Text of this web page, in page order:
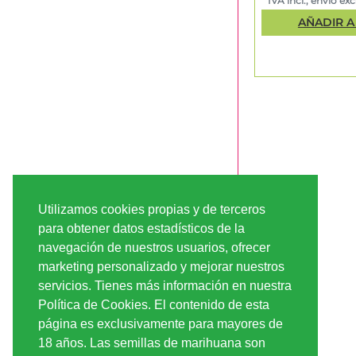
Utilizamos cookies propias y de terceros
para obtener datos estadísticos de la
navegación de nuestros usuarios, ofrecer
marketing personalizado y mejorar nuestros
servicios. Tienes más información en nuestra
Política de Cookies. El contenido de esta
página es exclusivamente para mayores de
18 años. Las semillas de marihuana son
AÑADIR A